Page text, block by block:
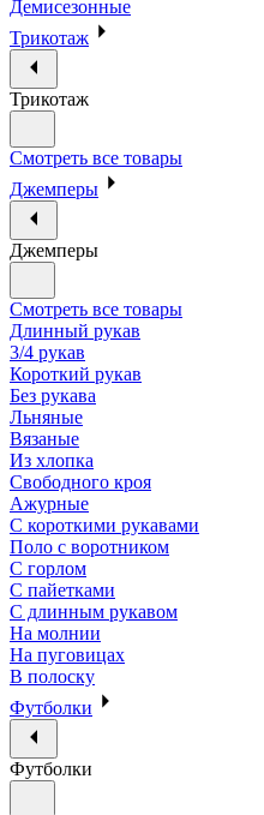
Демисезонные
Трикотаж
Трикотаж
Смотреть все товары
Джемперы
Джемперы
Смотреть все товары
Длинный рукав
3/4 рукав
Короткий рукав
Без рукава
Льняные
Вязаные
Из хлопка
Свободного кроя
Ажурные
С короткими рукавами
Поло с воротником
С горлом
С пайетками
С длинным рукавом
На молнии
На пуговицах
В полоску
Футболки
Футболки